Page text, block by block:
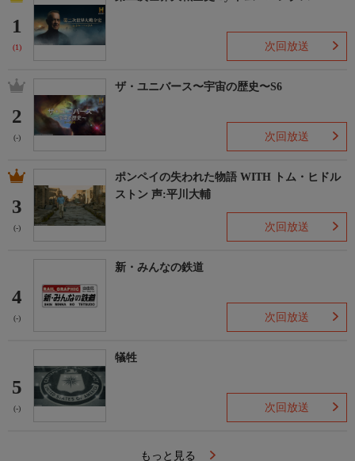
1
(1) 次回放送
2
(-)
ザ・ユニバース〜宇宙の歴史〜S6
次回放送
3
(-)
ポンペイの失われた物語 WITH トム・ヒドル
ストン 声:平川大輔
次回放送
4
(-)
新・みんなの鉄道
次回放送
5
(-)
犠牲
次回放送
もっと見る